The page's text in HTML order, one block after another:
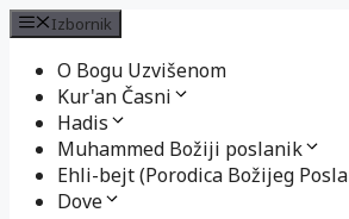
Izbornik
O Bogu Uzvišenom
Kur'an Časni
Hadis
Muhammed Božiji poslanik
Ehli-bejt (Porodica Božijeg
Dove